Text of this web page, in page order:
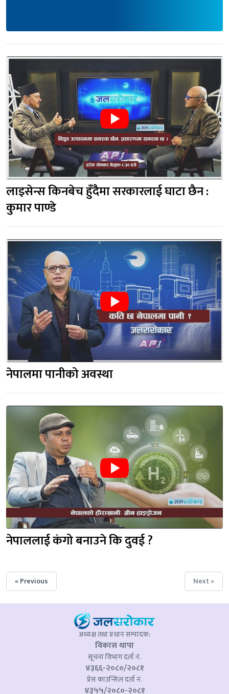
लाइसेन्स किनबेच हुँदैमा सरकारलाई घाटा छैन :
कुमार पाण्डे
नेपालमा पानीको अवस्था
नेपाललाई कंगो बनाउने कि दुवई ?
« Previous Next »
अध्यक्ष तथा प्रधान सम्पादक:
विकास थापा
सूचना विभाग दर्ता नं.
४३६६-२०८०/२०८१
प्रेस काउन्सिल दर्ता नं.
४३५५/२०८०-२०८१